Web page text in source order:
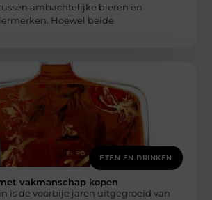
ambachtelijke bieren en
Hoewel beide
ETEN EN DRINKEN
vakmanschap kopen
is de voorbije jaren uitgegroeid van